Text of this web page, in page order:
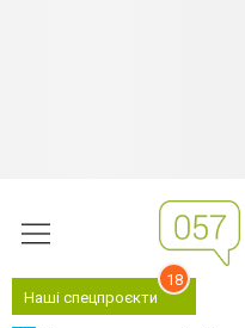
Наші спецпроєкти
18